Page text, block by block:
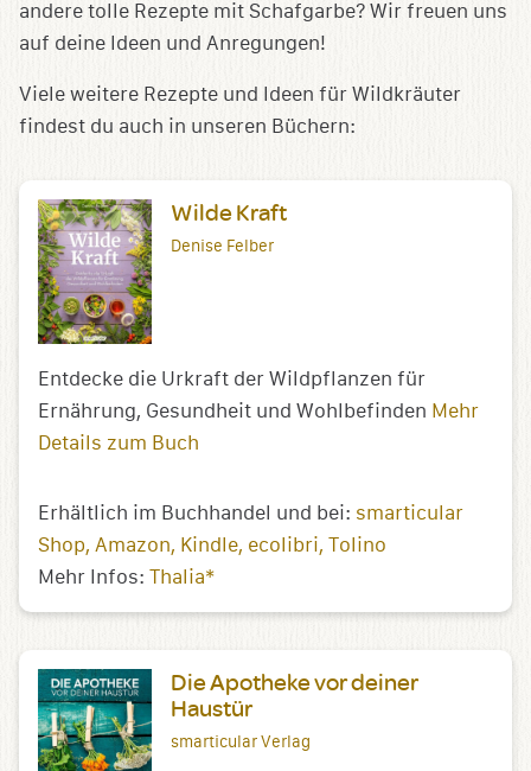
andere tolle Rezepte mit Schafgarbe? Wir freuen uns
auf deine Ideen und Anregungen!
Viele weitere Rezepte und Ideen für Wildkräuter
findest du auch in unseren Büchern:
Wilde Kraft
Denise Felber
Entdecke die Urkraft der Wildpflanzen für
Ernährung, Gesundheit und Wohlbefinden Mehr
Details zum Buch
Erhältlich im Buchhandel und bei: smarticular
Shop Amazon Kindle ecolibri Tolino
Mehr Infos: Thalia*
Die Apotheke vor deiner
Haustür
smarticular Verlag